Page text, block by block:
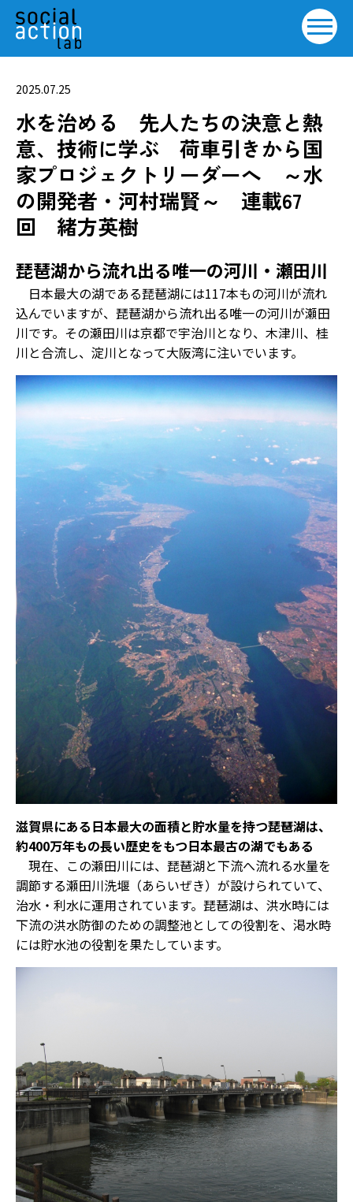
2025.07.25
水を治める 先人たちの決意と熱
意、技術に学ぶ 荷車引きから国
家プロジェクトリーダーへ ～水
の開発者・河村瑞賢～ 連載67
回 緒方英樹
琵琶湖から流れ出る唯一の河川・瀬田川
日本最大の湖である琵琶湖には117本もの河川が流れ
込んでいますが、琵琶湖から流れ出る唯一の河川が瀬田
川です。その瀬田川は京都で宇治川となり、木津川、桂
川と合流し、淀川となって大阪湾に注いでいます。
滋賀県にある日本最大の面積と貯水量を持つ琵琶湖は、
約400万年もの長い歴史をもつ日本最古の湖でもある
現在、この瀬田川には、琵琶湖と下流へ流れる水量を
調節する瀬田川洗堰（あらいぜき）が設けられていて、
治水・利水に運用されています。琵琶湖は、洪水時には
下流の洪水防御のための調整池としての役割を、渇水時
には貯水池の役割を果たしています。